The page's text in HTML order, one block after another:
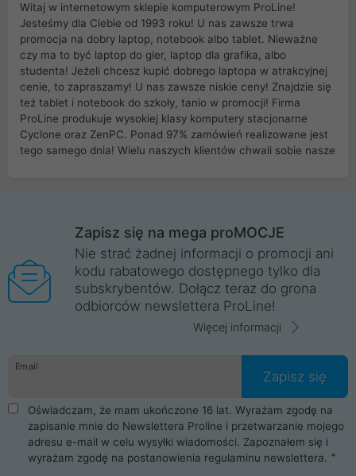
Witaj w internetowym sklepie komputerowym ProLine!
Jesteśmy dla Ciebie od 1993 roku! U nas zawsze trwa
promocja na dobry laptop, notebook albo tablet. Nieważne
czy ma to być laptop do gier, laptop dla grafika, albo
studenta! Jeżeli chcesz kupić dobrego laptopa w atrakcyjnej
cenie, to zapraszamy! U nas zawsze niskie ceny! Znajdzie się
też tablet i notebook do szkoły, tanio w promocji! Firma
ProLine produkuje wysokiej klasy komputery stacjonarne
Cyclone oraz ZenPC. Ponad 97% zamówień realizowane jest
tego samego dnia! Wielu naszych klientów chwali sobie nasze
Wrocław, Poznań, Legnica, Katowice, Gliwice, Kalisz, Bytom,
Trzebnica, Opole. Szybka i profesjonalna obsługa!
ProLine to polska firma ze 100% polskim kapitałem. Działamy
legalnie i płacimy podatki w naszym kraju! Posiadamy siedzibę
główną w Mirkowie oraz salony na terenie kraju. Cała
komunikacja ze sklepem komputerowym ProLine jest
danych osobowych. Dlatego zakup notebooka albo laptopa w
ProLine to czysta przyjemność i pełne bezpieczeństwo.
Zaopatrzysz się u nas w akcesoria i części komputerowe
takie jak procesory, karty graficzne, płyty główne, pamięci,
dyski SSD, M.2 oraz HDD. Nasi pracownicy pomogą Ci wybrać
najlepszy zasilacz komputerowy oraz obudowę do komputera.
Poza komputerami mamy również najlepsze na rynku
Smartfony takich producentów jak Xiaomi, Apple, Samsung i
Zapisz się na mega proMOCJE
Nie strać żadnej informacji o promocji ani
kodu rabatowego dostępnego tylko dla
subskrybentów. Dołącz teraz do grona
odbiorców newslettera ProLine!
Więcej informacji
Email
Zapisz się
Oświadczam, że mam ukończone 16 lat. Wyrażam zgodę na
zapisanie mnie do Newslettera Proline i przetwarzanie mojego
adresu e-mail w celu wysyłki wiadomości. Zapoznałem się i
wyrażam zgodę na postanowienia regulaminu newslettera.